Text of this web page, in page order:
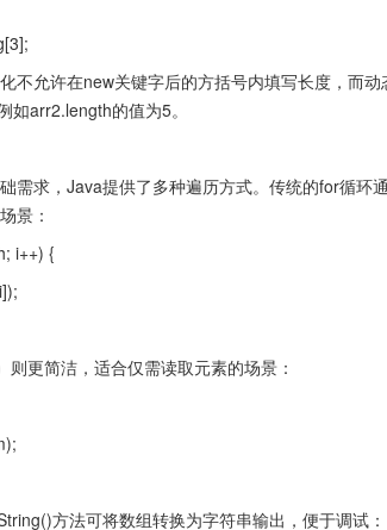
不允许在new关键字后的方括号内填写长度，而
如arr2.length的值为5。
需求，Java提供了多种遍历方式。传统的for循环
景：
i++) {
更简洁，适合仅需读取元素的场景：
方法可将数组转换为字符串输出，便于调试：